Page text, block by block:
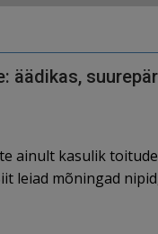
äädikas,
ainult kasulik
leiad mõningad